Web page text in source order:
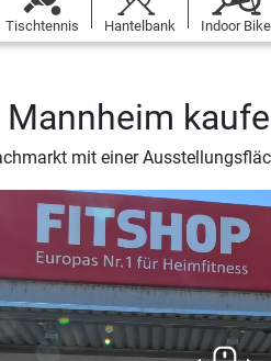
Tischtennis Hantelbank Indoor Bike
mit einer